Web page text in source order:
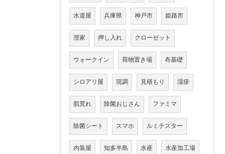
水道屋 兵庫県 神戸市 姫路市
澄家 押し入れ クローゼット
ウォークイン 荷物置き場 布基礎
シロアリ屋 現調 見積もり 湿疹
肌荒れ 除菌おじさん ファミマ
除菌シート スマホ ルミテスター
内装屋 知多半島 水産 水産加工場